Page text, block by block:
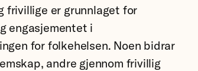
frivillige er grunnlaget for
engasjementet i
for folkehelsen. Noen bidrar
andre gjennom frivillig